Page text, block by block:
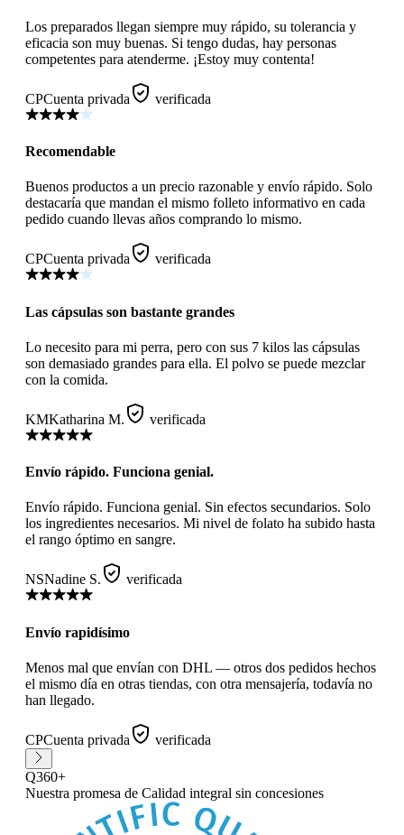
Los preparados llegan siempre muy rápido, su tolerancia y
eficacia son muy buenas. Si tengo dudas, hay personas
competentes para atenderme. ¡Estoy muy contenta!
CPCuenta privada verificada
Recomendable
Buenos productos a un precio razonable y envío rápido. Solo
destacaría que mandan el mismo folleto informativo en cada
pedido cuando llevas años comprando lo mismo.
CPCuenta privada verificada
Las cápsulas son bastante grandes
Lo necesito para mi perra, pero con sus 7 kilos las cápsulas
son demasiado grandes para ella. El polvo se puede mezclar
con la comida.
KMKatharina M. verificada
Envío rápido. Funciona genial.
Envío rápido. Funciona genial. Sin efectos secundarios. Solo
los ingredientes necesarios. Mi nivel de folato ha subido hasta
el rango óptimo en sangre.
NSNadine S. verificada
Envío rapidísimo
Menos mal que envían con DHL — otros dos pedidos hechos
el mismo día en otras tiendas, con otra mensajería, todavía no
han llegado.
CPCuenta privada verificada
Q360+
Nuestra promesa de Calidad integral sin concesiones